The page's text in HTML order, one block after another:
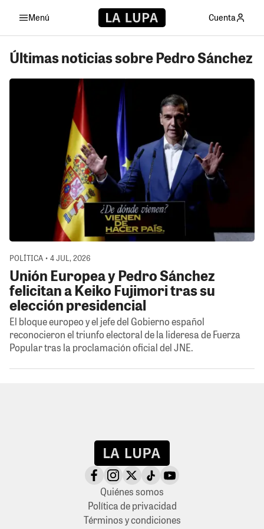
Menú Cuenta
Últimas noticias sobre Pedro Sánchez
POLÍTICA • 4 JUL, 2026
Unión Europea y Pedro Sánchez
felicitan a Keiko Fujimori tras su
elección presidencial
El bloque europeo y el jefe del Gobierno español
reconocieron el triunfo electoral de la lideresa de Fuerza
Popular tras la proclamación oficial del JNE.
Quiénes somos
Política de privacidad
Términos y condiciones